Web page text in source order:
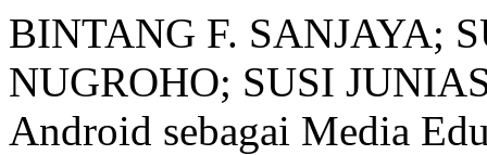
BINTANG F. SANJAYA;
NUGROHO; SUSI
Android sebagai Media